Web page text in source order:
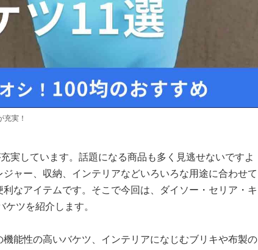
実！
実しています。話題になる商品も多く見逃せないですよ
ャー、収納、インテリアなどいろいろな用途に合わせて
なアイテムです。そこで今回は、ダイソー・セリア・キ
ツを紹介します。
機能性の高いバケツ、インテリアになじむブリキや布製の